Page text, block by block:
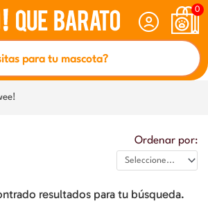
0
Ordenar por:
resultados para tu búsqueda.